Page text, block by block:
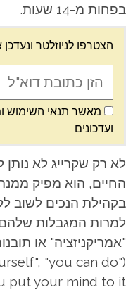
בפחות מ-14 שעות.
הצטרפו לניוזלטר
מאשר תנאי השימוש
ועדכונים
לא רק שקרייג לא
החיים, הוא מפיק
בקהילת הנכים לשוב
למרות המגבלות
"you can do